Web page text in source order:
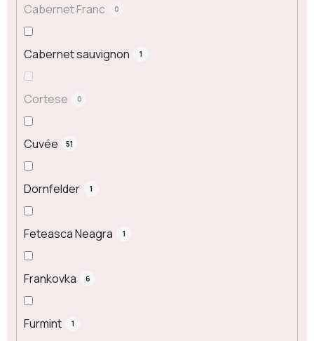
Cabernet Franc 0
Cabernet sauvignon 1
Cortese 0
Cuvée 51
Dornfelder 1
Feteasca Neagra 1
Frankovka 6
Furmint 1